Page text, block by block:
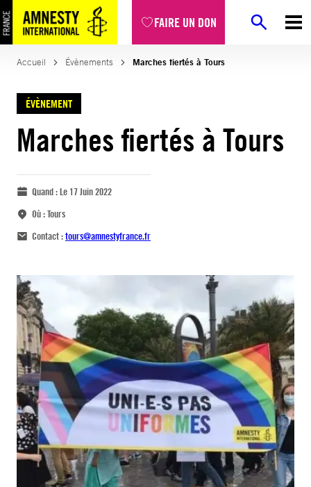
FAIRE UN DON
Accueil Évènements Marches fiertés à Tours
ÉVÈNEMENT
Marches fiertés à Tours
Quand :Le 17 Juin 2022
Où :Tours
Contact :tours@amnestyfrance.fr